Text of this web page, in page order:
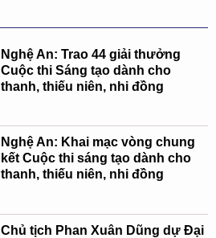
Nghệ An: Trao 44 giải thưởng
Cuộc thi Sáng tạo dành cho
thanh, thiếu niên, nhi đồng
Nghệ An: Khai mạc vòng chung
kết Cuộc thi sáng tạo dành cho
thanh, thiếu niên, nhi đồng
Chủ tịch Phan Xuân Dũng dự Đại